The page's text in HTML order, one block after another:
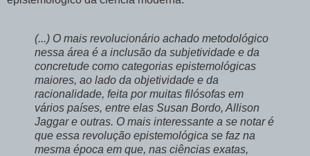
(...) O mais revolucionário achado metodológico
nessa área é a inclusão da subjetividade e da
concretude como categorias epistemológicas
maiores, ao lado da objetividade e da
racionalidade, feita por muitas filósofas em
vários países, entre elas Susan Bordo, Allison
Jaggar e outras. O mais interessante a se notar é
que essa revolução epistemológica se faz na
mesma época em que, nas ciências exatas,